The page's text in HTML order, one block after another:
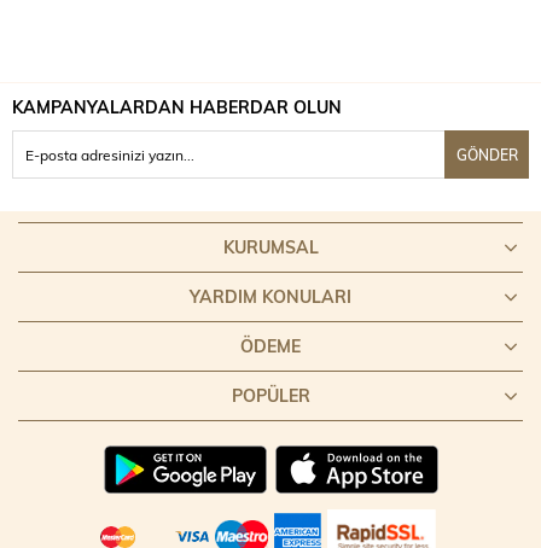
KAMPANYALARDAN HABERDAR OLUN
GÖNDER
KURUMSAL
YARDIM KONULARI
ÖDEME
POPÜLER